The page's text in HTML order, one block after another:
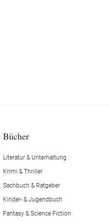
OPA
MÜTTER
Bücher
Literatur & Unterhaltung
Krimi & Thriller
Sachbuch & Ratgeber
Kinder- & Jugendbuch
Fantasy & Science Fiction